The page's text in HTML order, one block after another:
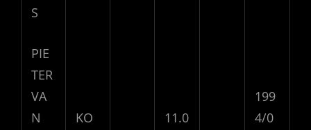
S
PIE
TER
VA
N
KO
11.0
199
4/0